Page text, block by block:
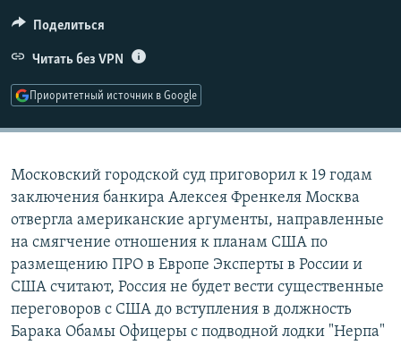
РАСПИСАНИЕ ВЕЩАНИЯ
ПОДПИШИТЕСЬ НА РАССЫЛКУ
СОЦИАЛЬНЫЕ СЕТИ
Все сайты РСЕ/РС
Поделиться
Читать без VPN
Приоритетный источник в Google
Московский городской суд приговорил к 19 годам
заключения банкира Алексея Френкеля Москва
отвергла американские аргументы, направленные
на смягчение отношения к планам США по
размещению ПРО в Европе Эксперты в России и
США считают, Россия не будет вести существенные
переговоров с США до вступления в должность
Барака Обамы Офицеры с подводной лодки "Нерпа"